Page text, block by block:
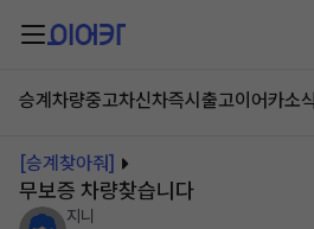
승계차량중고차신차즉시출고이어카소식
[승계찾아줘]
무보증 차량찾습니다
지니